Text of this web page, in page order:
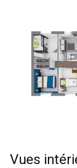
Vues